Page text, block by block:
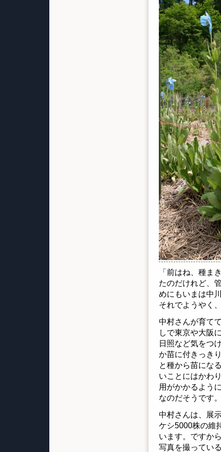
「前はね、種ま
たのだけれど、
めにもいまは中
それでようやく
中村さんが育て
しで東京や大阪
日照など気をつ
か苗に付きっき
と種から苗にな
いことにはかわ
用がかかるよう
なのだそうです
中村さんは、展
ケシ5000株の維
います。ですか
写真を撮ってい